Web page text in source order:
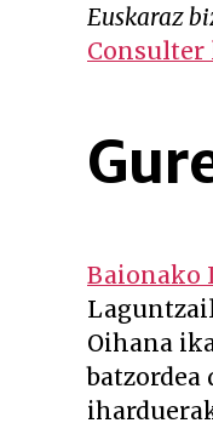
Euskaraz
Consulter
Baionako
Oihana